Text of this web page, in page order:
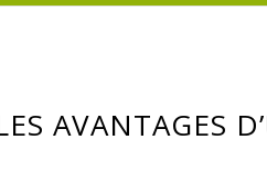
AVANTAGES